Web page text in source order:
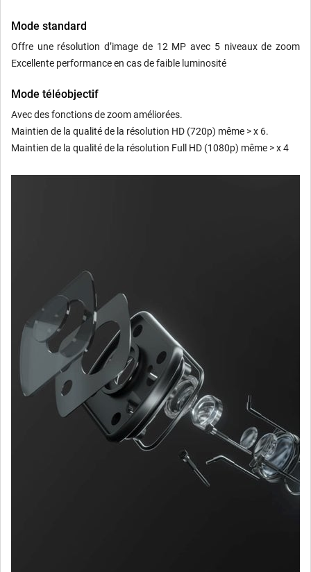
Mode standard
Offre une résolution d’image de 12 MP avec 5 niveaux de zoom
Excellente performance en cas de faible luminosité
Mode téléobjectif
Avec des fonctions de zoom améliorées.
Maintien de la qualité de la résolution HD (720p) même > x 6.
Maintien de la qualité de la résolution Full HD (1080p) même > x 4